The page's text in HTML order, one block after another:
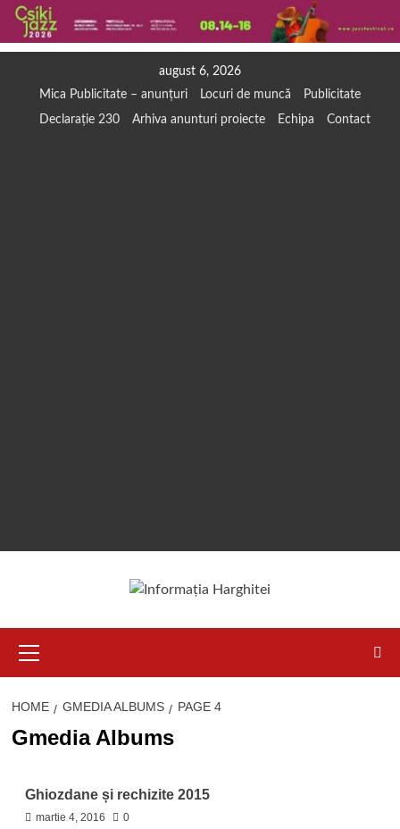
august 6, 2026
Mica Publicitate – anunțuri
Locuri de muncă
Publicitate
Declarație 230
Arhiva anunturi proiecte Echipa Contact
Menu
HOME GMEDIA ALBUMS PAGE 4
Gmedia Albums
Ghiozdane și rechizite 2015
martie 4, 2016 0